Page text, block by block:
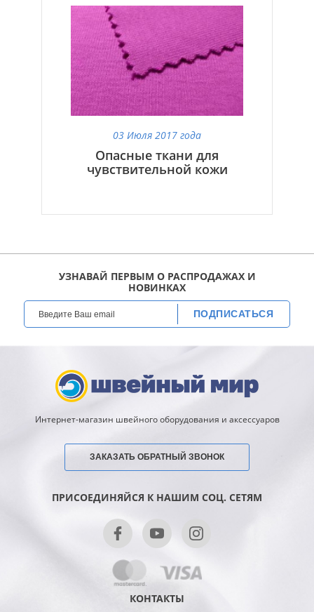
03 Июля 2017 года
Опасные ткани для
чувствительной кожи
УЗНАВАЙ ПЕРВЫМ О РАСПРОДАЖАХ И
НОВИНКАХ
ПОДПИСАТЬСЯ
Интернет-магазин швейного оборудования и аксессуаров
ЗАКАЗАТЬ ОБРАТНЫЙ ЗВОНОК
ПРИСОЕДИНЯЙСЯ К НАШИМ СОЦ. СЕТЯМ
КОНТАКТЫ